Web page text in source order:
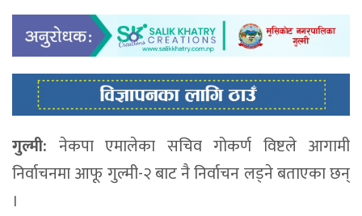
गुल्मी: नेकपा एमालेका सचिव गोकर्ण विष्टले आगामी
निर्वाचनमा आफू गुल्मी-२ बाट नै निर्वाचन लड्ने बताएका छन्
।